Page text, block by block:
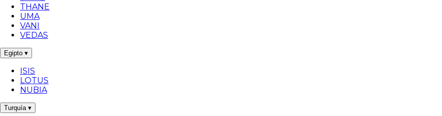
THANE
UMA
VANI
VEDAS
Egipto ▾
ISIS
LOTUS
NUBIA
Turquía ▾